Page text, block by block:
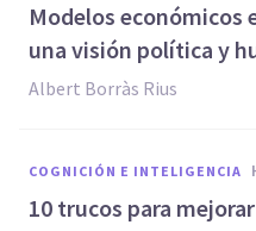
Modelos económicos
una visión política y
Albert Borràs Rius
COGNICIÓN E INTELIGENCIA
10 trucos para